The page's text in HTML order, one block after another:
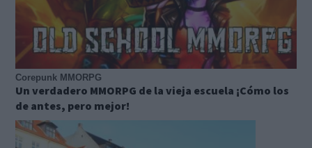
Corepunk MMORPG
Un verdadero MMORPG de la vieja escuela ¡Cómo los
de antes, pero mejor!